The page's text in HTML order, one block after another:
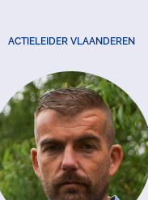
ACTIELEIDER VLAANDEREN